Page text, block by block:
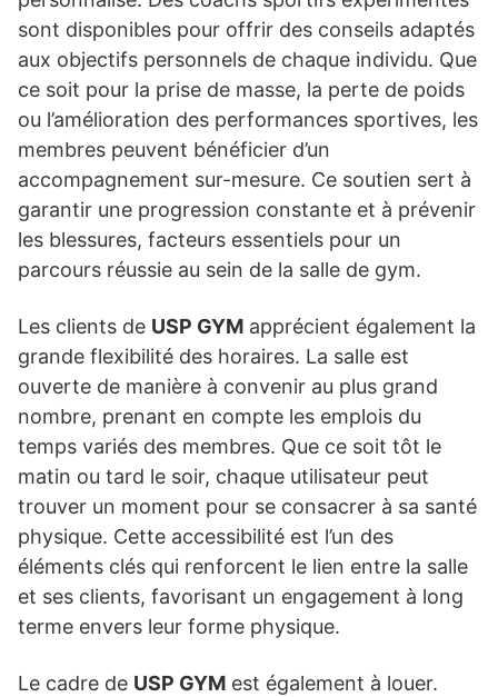
sont disponibles pour offrir des conseils adaptés
aux objectifs personnels de chaque individu. Que
ce soit pour la prise de masse, la perte de poids
ou l’amélioration des performances sportives, les
membres peuvent bénéficier d’un
accompagnement sur-mesure. Ce soutien sert à
garantir une progression constante et à prévenir
les blessures, facteurs essentiels pour un
parcours réussie au sein de la salle de gym.
Les clients de USP GYM apprécient également la
grande flexibilité des horaires. La salle est
ouverte de manière à convenir au plus grand
nombre, prenant en compte les emplois du
temps variés des membres. Que ce soit tôt le
matin ou tard le soir, chaque utilisateur peut
trouver un moment pour se consacrer à sa santé
physique. Cette accessibilité est l’un des
éléments clés qui renforcent le lien entre la salle
et ses clients, favorisant un engagement à long
terme envers leur forme physique.
Le cadre de USP GYM est également à louer.